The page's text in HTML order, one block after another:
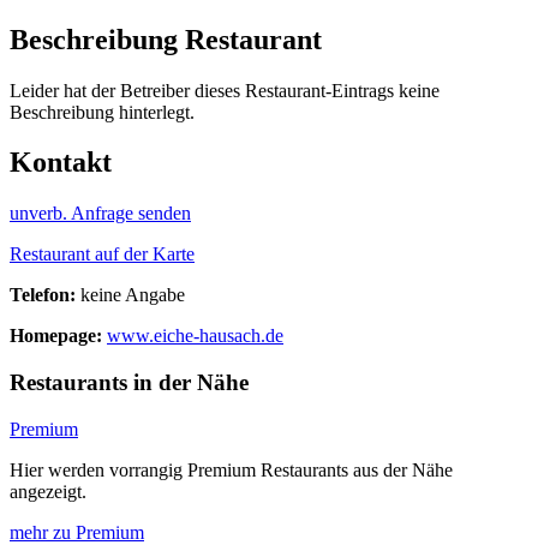
Beschreibung Restaurant
Leider hat der Betreiber dieses Restaurant-Eintrags keine
Beschreibung hinterlegt.
Kontakt
unverb. Anfrage senden
Restaurant auf der Karte
Telefon: keine Angabe
Homepage: www.eiche-hausach.de
Restaurants in der Nähe
Premium
Hier werden vorrangig Premium Restaurants aus der Nähe
angezeigt.
mehr zu Premium